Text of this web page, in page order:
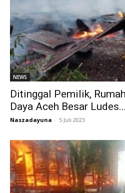
NEWS
Ditinggal Pemilik,
Daya Aceh Besar Ludes...
Naszadayuna - 5 Juli 2023